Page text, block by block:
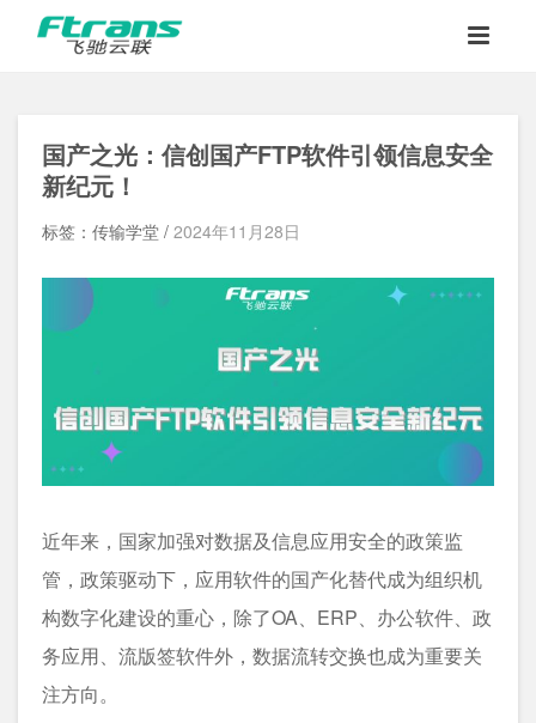
国产之光：信创国产FTP软件引领信息安全
新纪元！
标签：传输学堂 / 2024年11月28日
近年来，国家加强对数据及信息应用安全的政策监
管，政策驱动下，应用软件的国产化替代成为组织机
构数字化建设的重心，除了OA、ERP、办公软件、政
务应用、流版签软件外，数据流转交换也成为重要关
注方向。